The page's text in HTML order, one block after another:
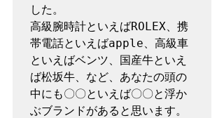
した。
高級腕時計といえばROLEX、携
帯電話といえばapple、高級車
といえばベンツ、国産牛といえ
ば松坂牛、など、あなたの頭の
中にも〇〇といえば〇〇と浮か
ぶブランドがあると思います。